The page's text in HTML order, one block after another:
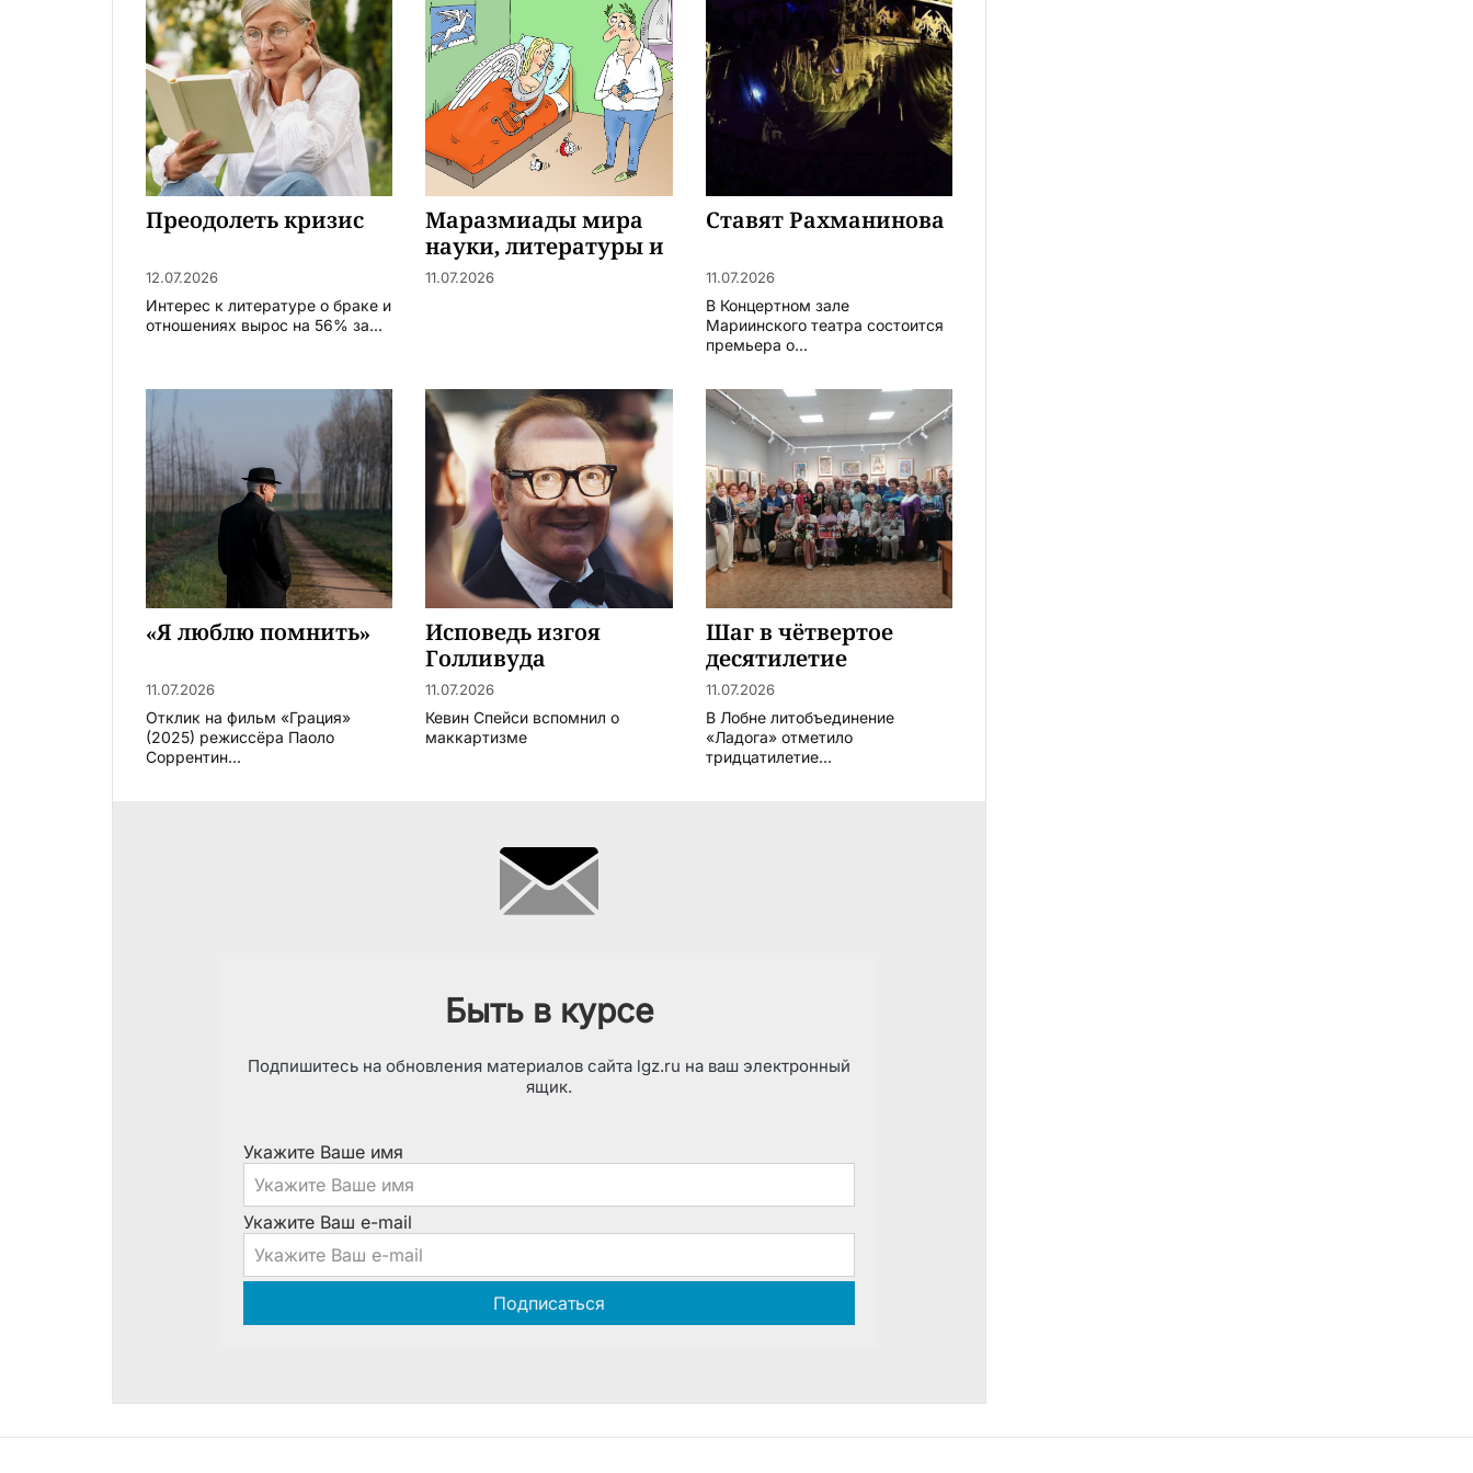
Преодолеть кризис
12.07.2026
Интерес к литературе о браке и
отношениях вырос на 56% за...
Маразмиады мира
науки, литературы и
искусства
11.07.2026
Ставят Рахманинова
11.07.2026
В Концертном зале
Мариинского театра состоится
премьера о...
«Я люблю помнить»
11.07.2026
Отклик на фильм «Грация»
(2025) режиссёра Паоло
Соррентин...
Исповедь изгоя
Голливуда
11.07.2026
Кевин Спейси вспомнил о
маккартизме
Шаг в чётвертое
десятилетие
11.07.2026
В Лобне литобъединение
«Ладога» отметило
тридцатилетие...
Быть в курсе
Подпишитесь на обновления материалов сайта lgz.ru на ваш электронный
ящик.
Укажите Ваше имя
Укажите Ваш e-mail